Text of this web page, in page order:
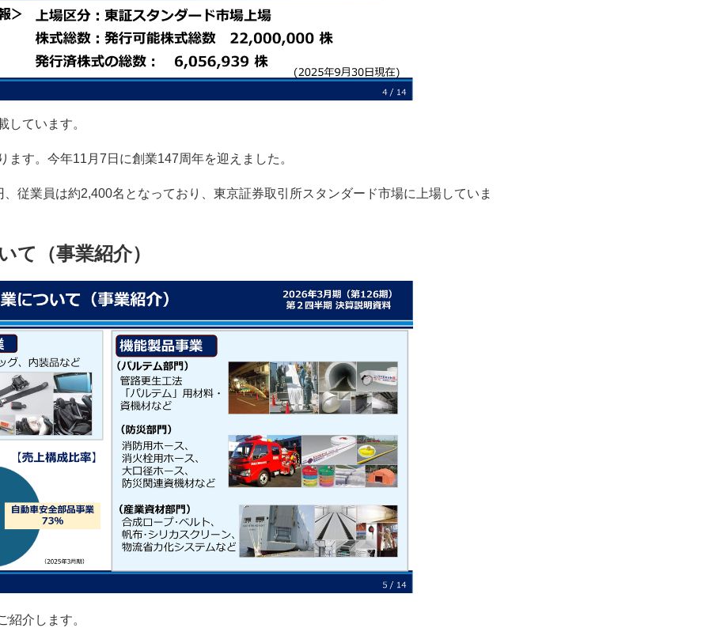
しています。
ます。今年11月7日に創業147周年を迎えました。
従業員は約2,400名となっており、東京証券取引所スタンダード市場に上場していま
て（事業紹介）
紹介します。